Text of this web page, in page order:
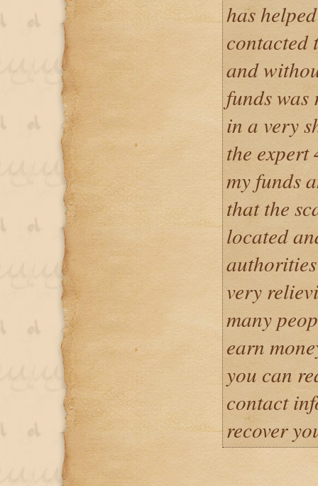
has
contacted
and
funds
in a very
the expert
my funds
that the
located
very
many
earn
you can
contact
recover